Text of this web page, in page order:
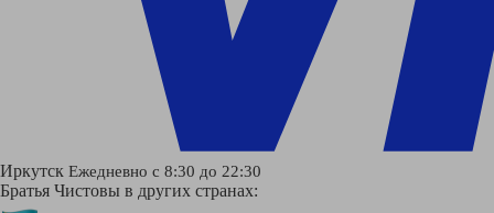
Иркутск Ежедневно с 8:30 до 22:30
Братья Чистовы в других странах: